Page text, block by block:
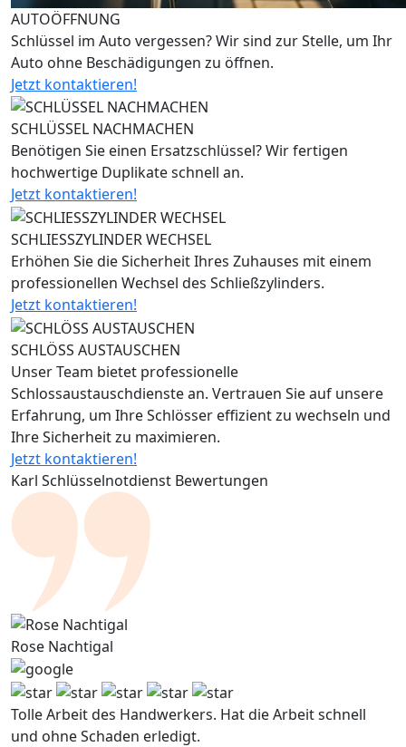
AUTOÖFFNUNG
Schlüssel im Auto vergessen? Wir sind zur Stelle, um Ihr
Auto ohne Beschädigungen zu öffnen.
Jetzt kontaktieren!
SCHLÜSSEL NACHMACHEN
Benötigen Sie einen Ersatzschlüssel? Wir fertigen
hochwertige Duplikate schnell an.
Jetzt kontaktieren!
SCHLIESSZYLINDER WECHSEL
Erhöhen Sie die Sicherheit Ihres Zuhauses mit einem
professionellen Wechsel des Schließzylinders.
Jetzt kontaktieren!
SCHLÖSS AUSTAUSCHEN
Unser Team bietet professionelle
Schlossaustauschdienste an. Vertrauen Sie auf unsere
Erfahrung, um Ihre Schlösser effizient zu wechseln und
Ihre Sicherheit zu maximieren.
Jetzt kontaktieren!
Karl Schlüsselnotdienst Bewertungen
Rose Nachtigal
Tolle Arbeit des Handwerkers. Hat die Arbeit schnell
und ohne Schaden erledigt.